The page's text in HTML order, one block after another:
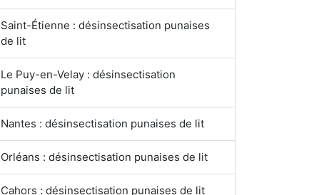
Saint-Étienne : désinsectisation punaises
de lit
Le Puy-en-Velay : désinsectisation
punaises de lit
Nantes : désinsectisation punaises de lit
Orléans : désinsectisation punaises de lit
Cahors : désinsectisation punaises de lit